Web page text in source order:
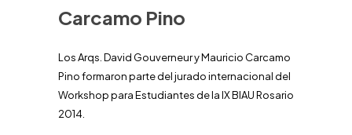
Carcamo Pino
Los Arqs. David Gouverneur y Mauricio Carcamo
Pino formaron parte del jurado internacional del
Workshop para Estudiantes de la IX BIAU Rosario
2014.